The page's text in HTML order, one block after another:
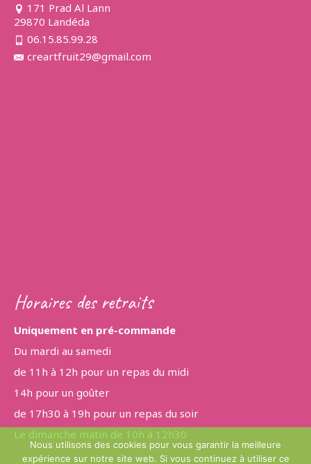
171 Prad Al Lann
29870 Landéda
06.15.85.99.28
creartfruit29@gmail.com
Horaires des retraits
Uniquement en pré-commande
Du mardi au samedi
de 11h à 12h pour un repas du midi
14h pour un goûter
de 17h30 à 19h pour un repas du soir
Le dimanche matin de 10h à 12h30
Nous utilisons des cookies pour vous garantir la meilleure
expérience sur notre site web. Si vous continuez à utiliser ce